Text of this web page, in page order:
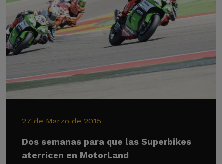
27 de Marzo de 2015
Dos semanas para que las Superbikes
aterricen en MotorLand